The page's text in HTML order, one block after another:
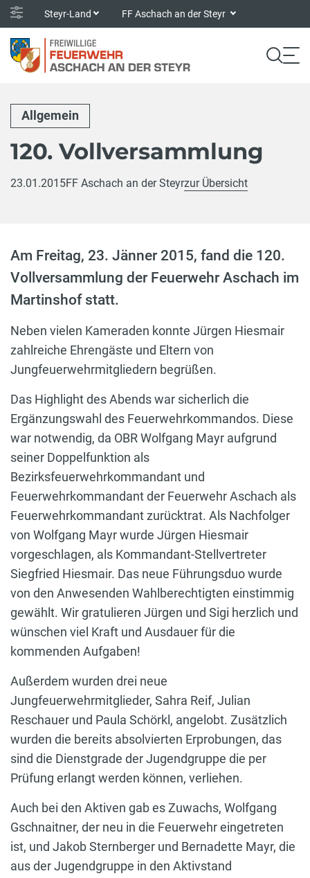
Steyr-Land FF Aschach an der Steyr
Allgemein
120. Vollversammlung
23.01.2015FF Aschach an der Steyrzur Übersicht
Am Freitag, 23. Jänner 2015, fand die 120.
Vollversammlung der Feuerwehr Aschach im
Martinshof statt.
Neben vielen Kameraden konnte Jürgen Hiesmair
zahlreiche Ehrengäste und Eltern von
Jungfeuerwehrmitgliedern begrüßen.
Das Highlight des Abends war sicherlich die
Ergänzungswahl des Feuerwehrkommandos. Diese
war notwendig, da OBR Wolfgang Mayr aufgrund
seiner Doppelfunktion als
Bezirksfeuerwehrkommandant und
Feuerwehrkommandant der Feuerwehr Aschach als
Feuerwehrkommandant zurücktrat. Als Nachfolger
von Wolfgang Mayr wurde Jürgen Hiesmair
vorgeschlagen, als Kommandant-Stellvertreter
Siegfried Hiesmair. Das neue Führungsduo wurde
von den Anwesenden Wahlberechtigten einstimmig
gewählt. Wir gratulieren Jürgen und Sigi herzlich und
wünschen viel Kraft und Ausdauer für die
kommenden Aufgaben!
Außerdem wurden drei neue
Jungfeuerwehrmitglieder, Sahra Reif, Julian
Reschauer und Paula Schörkl, angelobt. Zusätzlich
wurden die bereits absolvierten Erprobungen, das
sind die Dienstgrade der Jugendgruppe die per
Prüfung erlangt werden können, verliehen.
Auch bei den Aktiven gab es Zuwachs, Wolfgang
Gschnaitner, der neu in die Feuerwehr eingetreten
ist, und Jakob Sternberger und Bernadette Mayr, die
aus der Jugendgruppe in den Aktivstand